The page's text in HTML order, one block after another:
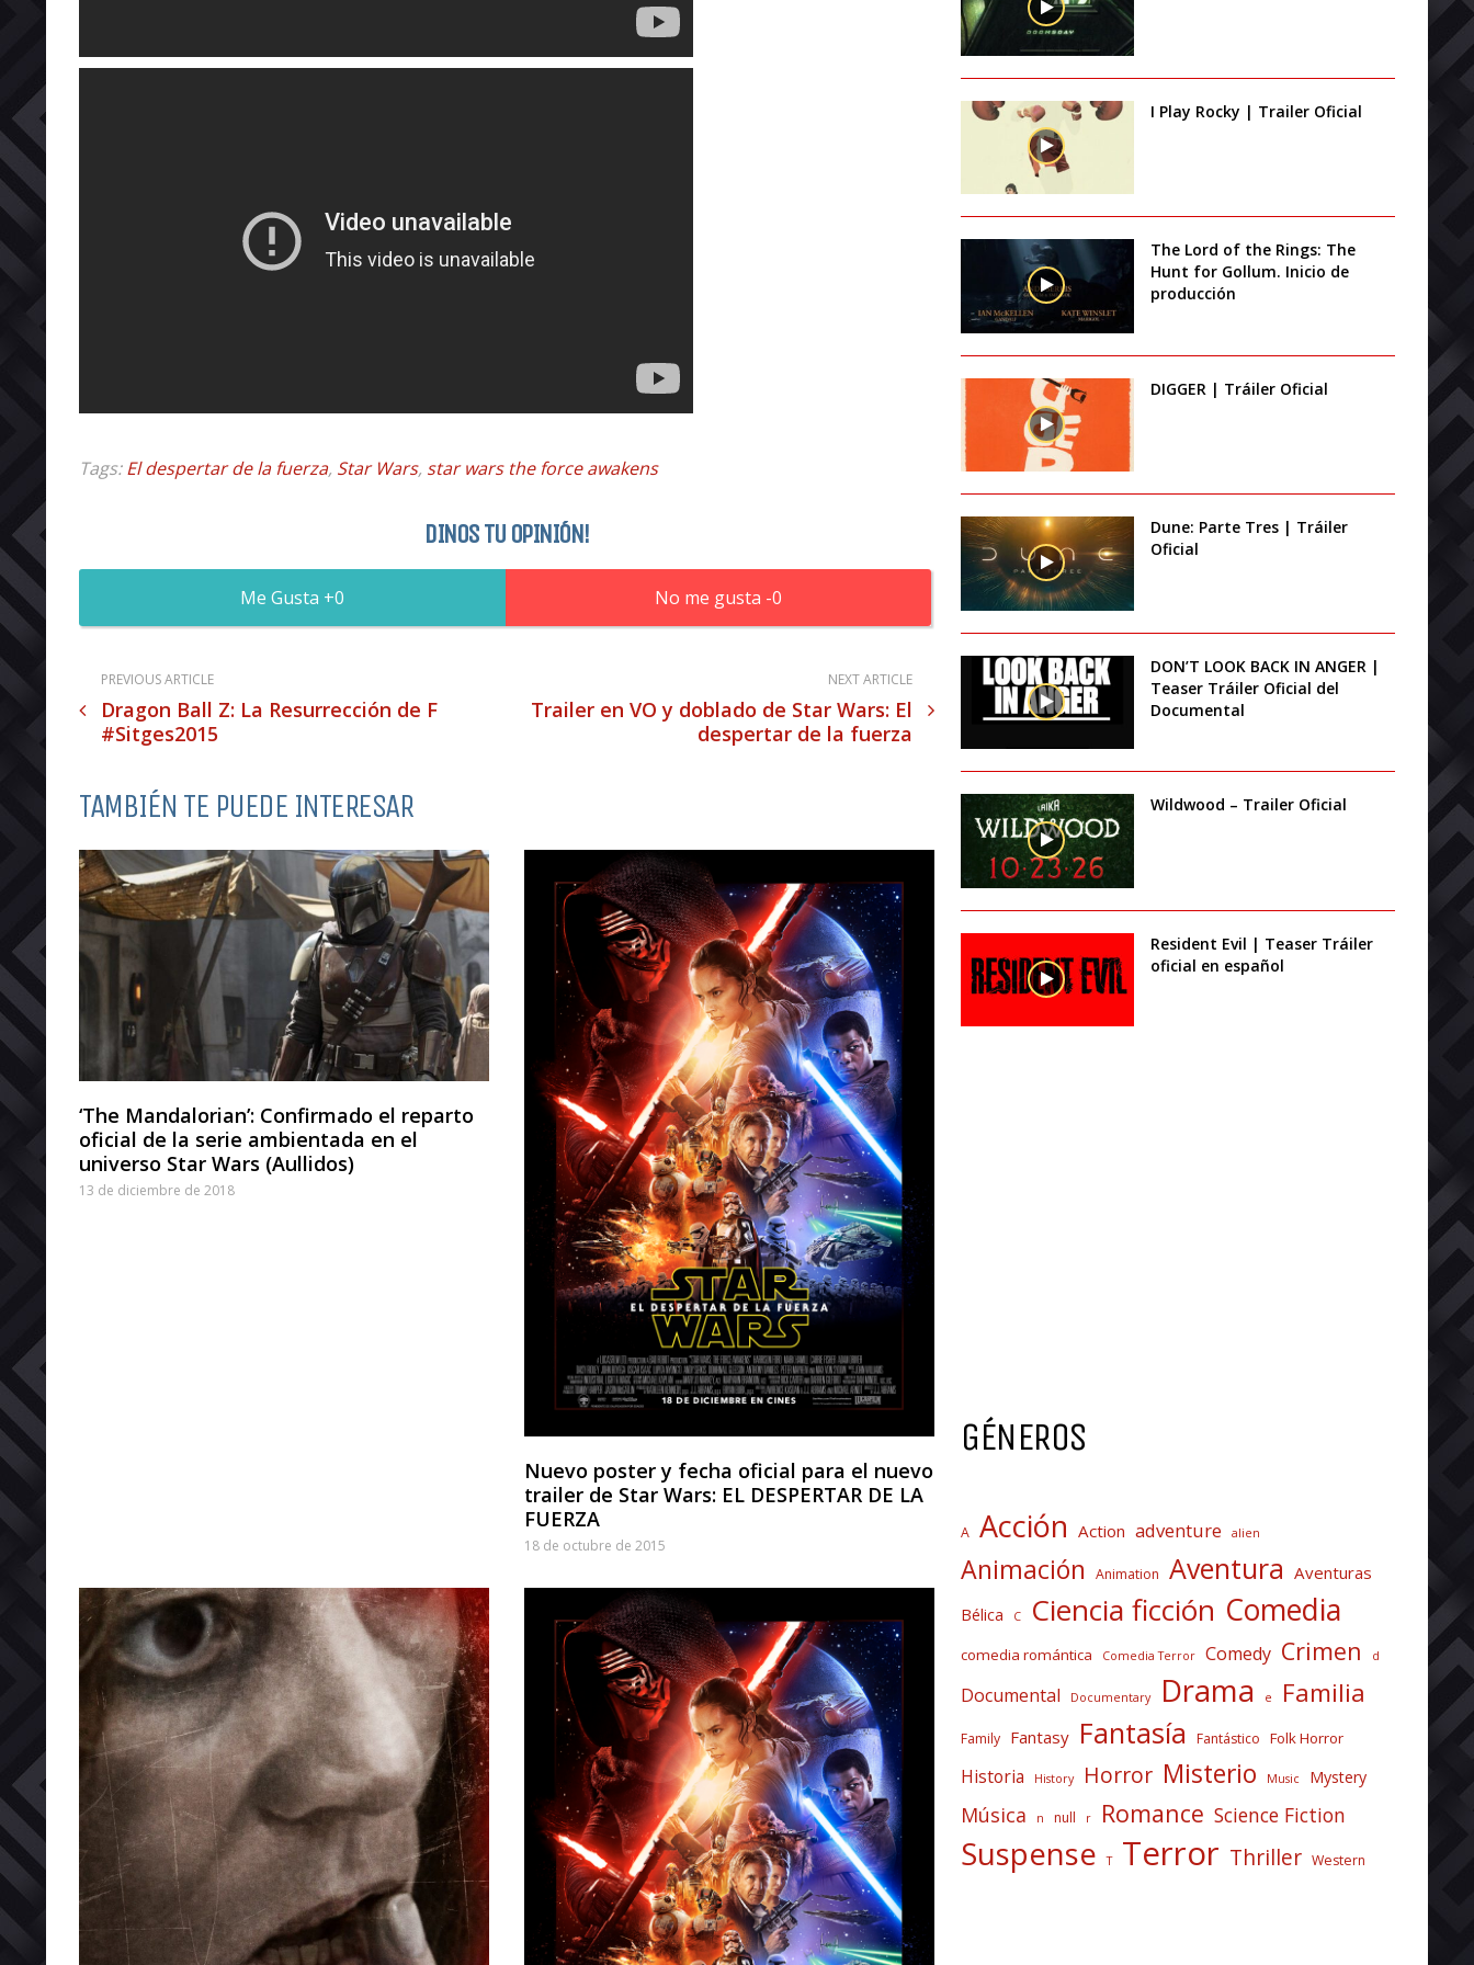
Tags:El despertar de la fuerza, Star Wars, star wars the force awakens
DINOS TU OPINIÓN!
0 0
PREVIOUS ARTICLE
Dragon Ball Z: La Resurrección de F
#Sitges2015
NEXT ARTICLE
Trailer en VO y doblado de Star Wars: El
despertar de la fuerza
TAMBIÉN TE PUEDE INTERESAR
‘The Mandalorian’: Confirmado el reparto
oficial de la serie ambientada en el
universo Star Wars (Aullidos)
13 de diciembre de 2018
Nuevo poster y fecha oficial para el nuevo
trailer de Star Wars: EL DESPERTAR DE LA
FUERZA
18 de octubre de 2015
I Play Rocky | Trailer Oficial
The Lord of the Rings: The
Hunt for Gollum. Inicio de
producción
DIGGER | Tráiler Oficial
Dune: Parte Tres | Tráiler
Oficial
DON’T LOOK BACK IN ANGER |
Teaser Tráiler Oficial del
Documental
Wildwood – Trailer Oficial
Resident Evil | Teaser Tráiler
oficial en español
GÉNEROS
A Acción Action adventure alien
Animación Animation Aventura Aventuras
Bélica C Ciencia ficción Comedia
comedia romántica Comedia Terror Comedy Crimen d
Documental Documentary Drama e Familia
Family Fantasy Fantasía Fantástico Folk Horror
Historia History Horror Misterio Music Mystery
Música n null r Romance Science Fiction
Suspense T Terror Thriller Western